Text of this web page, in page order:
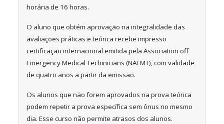
horária de 16 horas.
O aluno que obtém aprovação na integralidade das
avaliações práticas e teórica recebe impresso
certificação internacional emitida pela Association off
Emergency Medical Techinicians (NAEMT), com validade
de quatro anos a partir da emissão.
Os alunos que não forem aprovados na prova teórica
podem repetir a prova específica sem ônus no mesmo
dia. Esse curso não permite atrasos dos alunos.